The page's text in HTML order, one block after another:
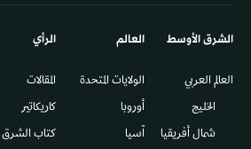
الشرق الأوسط​
العالم العربي
الخليج
شمال أفريقيا
العالم
الولايات المتحدة
أوروبا
آسيا
الرأي
المقالات
كاريكاتير
كتاب الشرق